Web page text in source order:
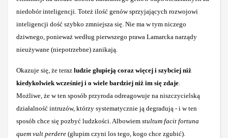
niedobór inteligencji. Toteż ilość genów sprzyjających rozwojowi
inteligencji dość szybko zmniejsza się. Nie ma w tym niczego
dziwnego, ponieważ według pierwszego prawa Lamarcka narządy
nieużywane (niepotrzebne) zanikają.
Okazuje się, że teraz ludzie głupieją coraz więcej i szybciej niż
kiedykolwiek wcześniej i o wiele bardziej niż im się zdaje
Możliwe, że w ten sposób przyroda odreagowuje na niszczycielską
działalność intruzów, którzy systematycznie ją degradują - i w ten
sposób chce się pozbyć ludzkości. Albowiem stultum facit fortuna
quem vult perdere (głupim czyni los tego, kogo chce zgubić).